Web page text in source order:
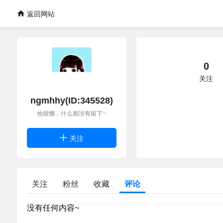
返回网站
ngmhhy(ID:345528)
他很懒，什么都没有留下~
关注
0
关注
关注 粉丝 收藏 评论
没有任何内容~